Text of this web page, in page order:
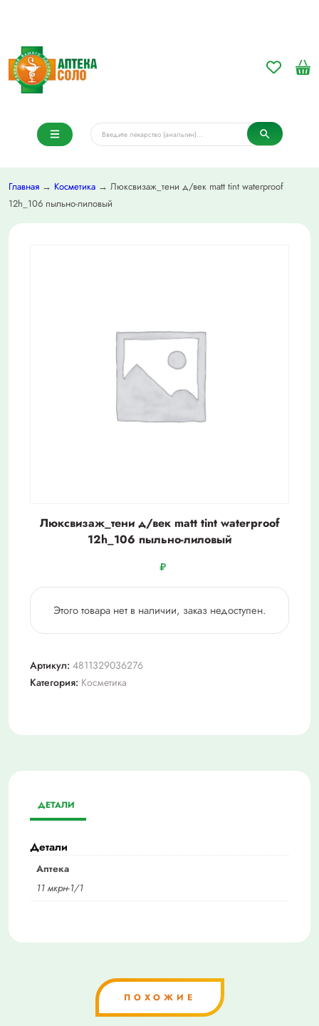
Главная → Косметика → Люксвизаж_тени д/век matt tint waterproof
12h_106 пыльно-лиловый
Люксвизаж_тени д/век matt tint waterproof
12h_106 пыльно-лиловый
₽
Этого товара нет в наличии, заказ недоступен.
Артикул: 4811329036276
Категория: Косметика
ДЕТАЛИ
Детали
Аптека
11 мкрн-1/1
ПОХОЖИЕ